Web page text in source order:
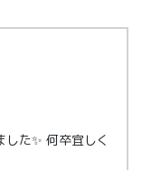
た✨ 何卒宜しく